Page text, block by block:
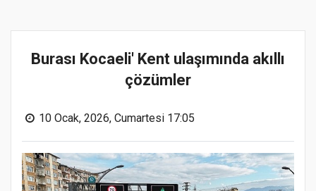
Burası Kocaeli' Kent ulaşımında akıllı
çözümler
10 Ocak, 2026, Cumartesi 17:05